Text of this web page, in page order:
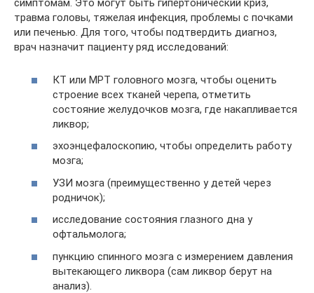
симптомам. Это могут быть гипертонический криз,
травма головы, тяжелая инфекция, проблемы с почками
или печенью. Для того, чтобы подтвердить диагноз,
врач назначит пациенту ряд исследований:
КТ или МРТ головного мозга, чтобы оценить
строение всех тканей черепа, отметить
состояние желудочков мозга, где накапливается
ликвор;
эхоэнцефалоскопию, чтобы определить работу
мозга;
УЗИ мозга (преимущественно у детей через
родничок);
исследование состояния глазного дна у
офтальмолога;
пункцию спинного мозга с измерением давления
вытекающего ликвора (сам ликвор берут на
анализ).